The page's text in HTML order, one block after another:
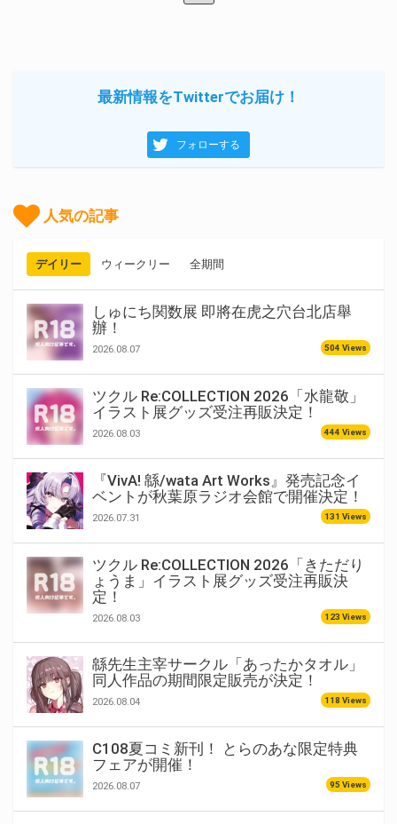
最新情報をTwitterでお届け！
フォローする
人気の記事
デイリー ウィークリー 全期間
しゅにち関数展 即將在虎之穴台北店舉
辦！
2026.08.07 504 Views
ツクル Re:COLLECTION 2026「水龍敬」
イラスト展グッズ受注再販決定！
2026.08.03 444 Views
『VivA! 緜/wata Art Works』発売記念イ
ベントが秋葉原ラジオ会館で開催決定！
2026.07.31 131 Views
ツクル Re:COLLECTION 2026「きただり
ょうま」イラスト展グッズ受注再販決
定！
2026.08.03 123 Views
緜先生主宰サークル「あったかタオル」
同人作品の期間限定販売が決定！
2026.08.04 118 Views
C108夏コミ新刊！ とらのあな限定特典
フェアが開催！
2026.08.07 95 Views